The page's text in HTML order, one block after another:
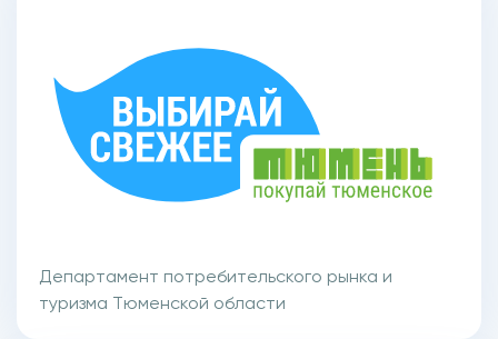
Департамент потребительского рынка и
туризма Тюменской области